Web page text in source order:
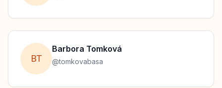
BT
Barbora Tomková
@tomkovabasa